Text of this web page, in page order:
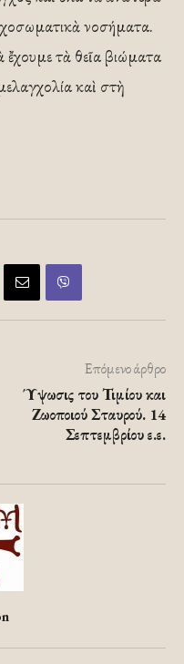
νοσήματα.
τὰ θεῖα βιώματα
καὶ στὴ
Επόμενο άρθρο
Ύψωσις του Τιμίου και
Ζωοποιού Σταυρού. 14
Σεπτεμβρίου ε.ε.